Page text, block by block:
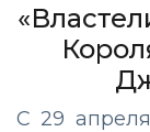
С 29